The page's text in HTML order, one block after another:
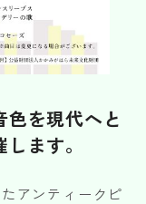
を現代へと
ます。
アンティークピ